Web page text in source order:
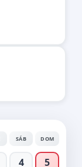
SÁB DOM
4 5